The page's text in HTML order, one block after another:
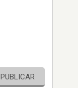
PUBLICAR